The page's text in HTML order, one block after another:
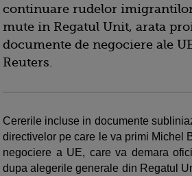
continuare rudelor
mute in Regatul Unit, arata
documente de negociere ale
Reuters.
Cererile incluse in documente
directivelor pe care le va primi Michel
negociere a UE, care va demara
dupa alegerile generale din Regatul